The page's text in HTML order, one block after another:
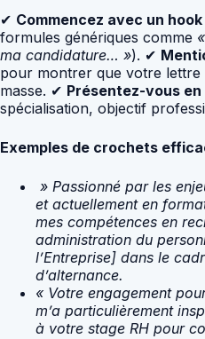
✔ Commencez avec un
formules génériques comme
ma candidature… »). ✔
pour montrer que votre lettre
masse. ✔ Présentez-vous
spécialisation, objectif
Exemples de crochets
» Passionné par les
et actuellement en
mes compétences en
administration du
l’Entreprise] dans le
d’alternance.
« Votre engagement
m’a particulièrement
à votre stage RH pour